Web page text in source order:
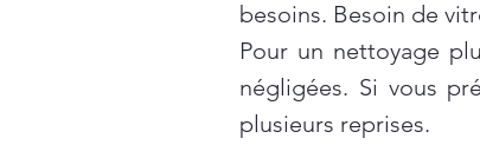
besoins. Besoin de
Pour un nettoyage
négligées. Si vous
plusieurs reprises.